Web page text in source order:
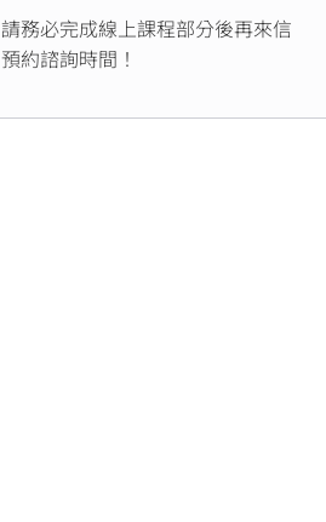
請務必完成線上課程部分後再來信
預約諮詢時間！